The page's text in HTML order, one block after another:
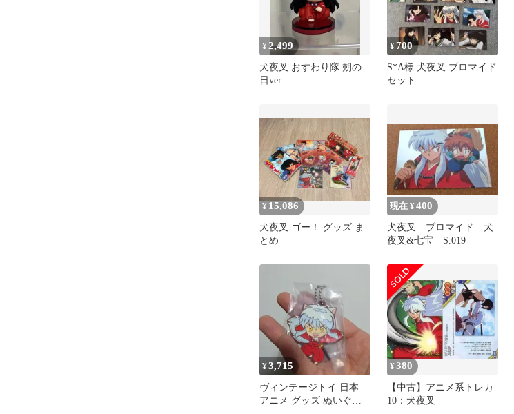
¥ 2,499
犬夜叉 おすわり隊 朔の
日ver.
¥700
S*A様 犬夜叉 ブロマイド
セット
¥ 15,086
犬夜叉 ゴー！ グッズ ま
とめ
現在 ¥400
犬夜叉 ブロマイド 犬
夜叉&七宝 S.019
¥3,715
ヴィンテージトイ 日本
アニメ グッズ ぬいぐる
¥380
【中古】アニメ系トレカ
10：犬夜叉